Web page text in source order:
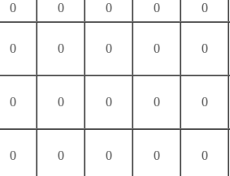
0 0 0 0 0
0 0 0 0 0
0 0 0 0 0
0 0 0 0 0